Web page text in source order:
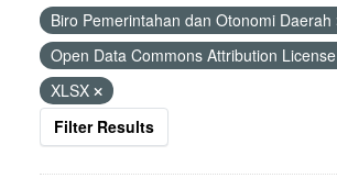
Biro Pemerintahan dan Otonomi Daerah
Open Data Commons Attribution License
XLSX
Filter Results